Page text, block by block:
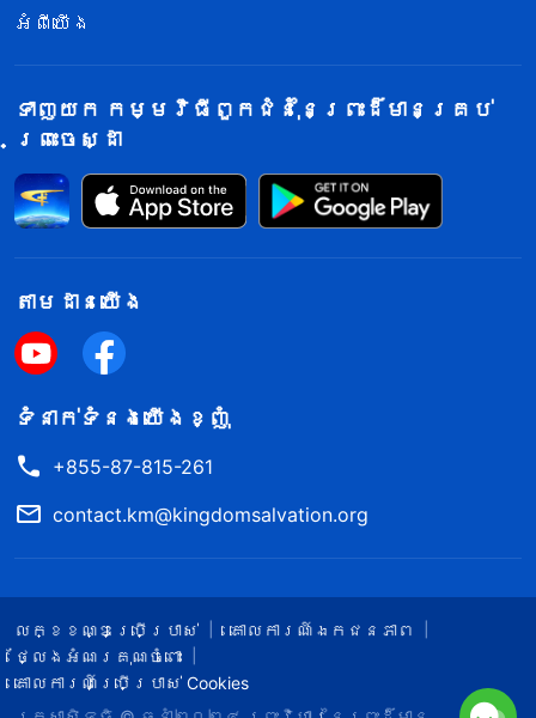
អំពីយើង
ទាញយក កម្មវិធីពួកជំនុំនៃព្រះដ៏មានគ្រប់
ព្រះចេស្ដា
តាម​ដាន​យើង​
ទំនាក់​ទំនង​យើង​ខ្ញុំ
+855-87-815-261
contact.km@kingdomsalvation.org
លក្ខខណ្ឌ​ប្រើប្រាស់​
គោលការណ៍ឯកជនភាព
ថ្លែងអំណរគុណចំពោះ
គោលការណ៍ប្រើប្រាស់ Cookies